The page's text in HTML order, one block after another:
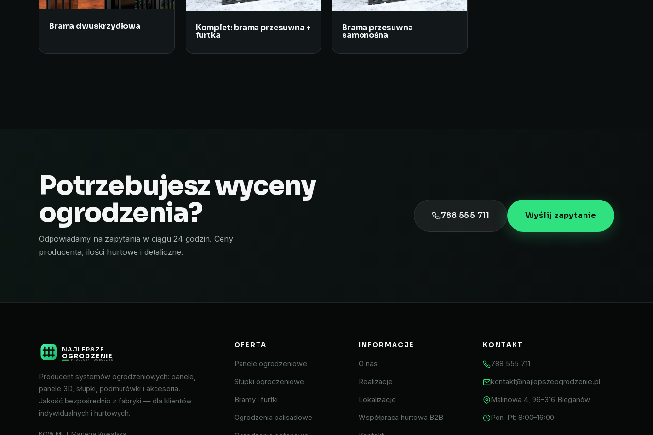
Brama dwuskrzydłowa
Komplet: brama przesuwna +
furtka
Brama przesuwna
samonośna
Potrzebujesz wyceny
ogrodzenia?
Odpowiadamy na zapytania w ciągu 24 godzin. Ceny
producenta, ilości hurtowe i detaliczne.
788 555 711 Wyślij zapytanie
NAJLEPSZE
OGRODZENIE
PRODUCENT OGRODZEŃ
Producent systemów ogrodzeniowych: panele,
panele 3D, słupki, podmurówki i akcesoria.
Jakość bezpośrednio z fabryki — dla klientów
indywidualnych i hurtowych.
OFERTA
Panele ogrodzeniowe
Słupki ogrodzeniowe
Bramy i furtki
Ogrodzenia palisadowe
INFORMACJE
O nas
Realizacje
Lokalizacje
Współpraca hurtowa B2B
KONTAKT
788 555 711
kontakt@najlepszeogrodzenie.pl
Malinowa 4, 96-316 Bieganów
Pon–Pt: 8:00–16:00